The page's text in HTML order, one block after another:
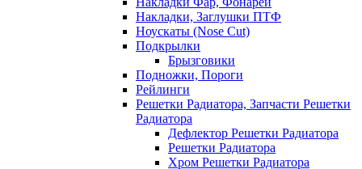
Накладки, Заглушки ПТФ
Ноускаты (Nose Cut)
Подкрылки
Брызговики
Подножки, Пороги
Рейлинги
Решетки Радиатора, Запчасти Решетки
Радиатора
Дефлектор Решетки Радиатора
Решетки Радиатора
Хром Решетки Радиатора